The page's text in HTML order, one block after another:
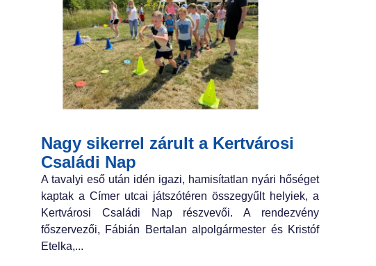
Nagy sikerrel zárult a Kertvárosi
Családi Nap
A tavalyi eső után idén igazi, hamisítatlan nyári hőséget
kaptak a Címer utcai játszótéren összegyűlt helyiek, a
Kertvárosi Családi Nap részvevői. A rendezvény
főszervezői, Fábián Bertalan alpolgármester és Kristóf
Etelka,...